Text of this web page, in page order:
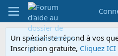
Un spécialiste répond à vos
Inscription gratuite, Cliquez ICI